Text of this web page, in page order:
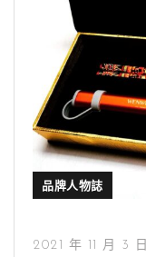
品牌人物誌
2021 年 11 月 3 日